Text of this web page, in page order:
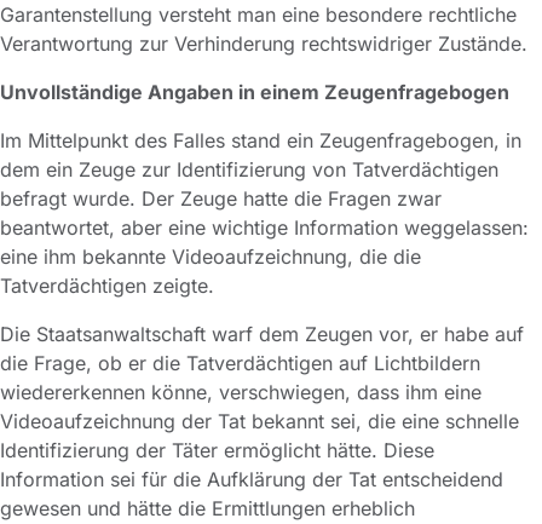
Garantenstellung versteht man eine besondere rechtliche
Verantwortung zur Verhinderung rechtswidriger Zustände.
Unvollständige Angaben in einem Zeugenfragebogen
Im Mittelpunkt des Falles stand ein Zeugenfragebogen, in
dem ein Zeuge zur Identifizierung von Tatverdächtigen
befragt wurde. Der Zeuge hatte die Fragen zwar
beantwortet, aber eine wichtige Information weggelassen:
eine ihm bekannte Videoaufzeichnung, die die
Tatverdächtigen zeigte.
Die Staatsanwaltschaft warf dem Zeugen vor, er habe auf
die Frage, ob er die Tatverdächtigen auf Lichtbildern
wiedererkennen könne, verschwiegen, dass ihm eine
Videoaufzeichnung der Tat bekannt sei, die eine schnelle
Identifizierung der Täter ermöglicht hätte. Diese
Information sei für die Aufklärung der Tat entscheidend
gewesen und hätte die Ermittlungen erheblich